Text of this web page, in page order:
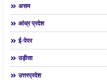
असम
आंध्र प्रदेश
ई-पेपर
उड़ीसा
उत्तरप्रदेश